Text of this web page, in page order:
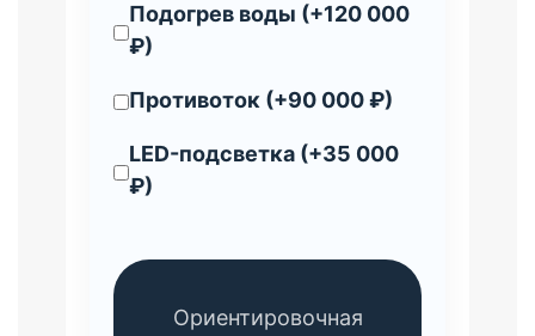
Подогрев воды (+120 000
₽)
Противоток (+90 000 ₽)
LED-подсветка (+35 000
₽)
Ориентировочная